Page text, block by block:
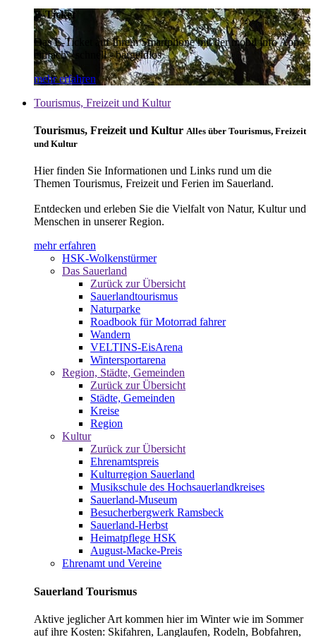
E-Ticket
Das E-Ticket auf Ihrem Smartphone mit der mobil info App -
einfach - schnell - bargeldlos
mehr erfahren
Tourismus, Freizeit und Kultur
Tourismus, Freizeit und Kultur Alles über Tourismus, Freizeit
und Kultur
Hier finden Sie Informationen und Links rund um die
Themen Tourismus, Freizeit und Ferien im Sauerland.
Entdecken und erleben Sie die Vielfalt von Natur, Kultur und
Menschen in unserer Region.
mehr erfahren
HSK-Wolkenstürmer
Das Sauerland
Zurück zur Übersicht
Sauerlandtourismus
Naturparke
Roadbook für Motorrad fahrer
Wandern
VELTINS-EisArena
Wintersportarena
Region, Städte, Gemeinden
Zurück zur Übersicht
Städte, Gemeinden
Kreise
Region
Kultur
Zurück zur Übersicht
Ehrenamtspreis
Kulturregion Sauerland
Musikschule des Hochsauerlandkreises
Sauerland-Museum
Besucherbergwerk Ramsbeck
Sauerland-Herbst
Heimatpflege HSK
August-Macke-Preis
Ehrenamt und Vereine
Sauerland Tourismus
Aktive jeglicher Art kommen hier im Winter wie im Sommer
auf ihre Kosten: Skifahren, Langlaufen, Rodeln, Bobfahren,